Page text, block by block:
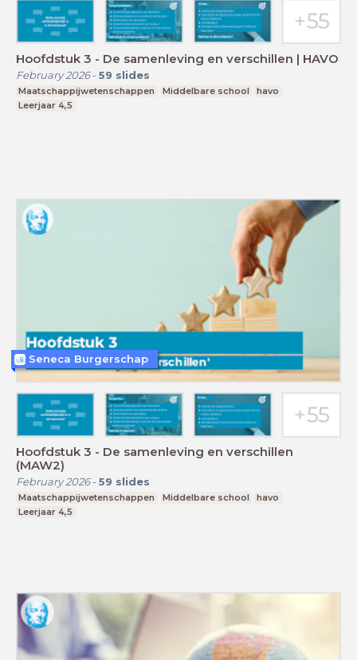
Hoofdstuk 3 - De samenleving en verschillen | HAVO
February 2026- 59 slides
Maatschappijwetenschappen Middelbare school
havo
Leerjaar 4,5
Hoofdstuk 3 - De samenleving en verschillen
(MAW2)
February 2026- 59 slides
Maatschappijwetenschappen Middelbare school
havo
Leerjaar 4,5
Seneca Burgerschap